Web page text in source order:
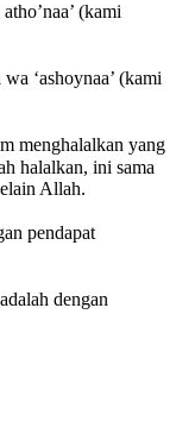
(kami
‘ashoynaa’ (kami
menghalalkan yang
halalkan, ini sama
Allah.
pendapat
dengan